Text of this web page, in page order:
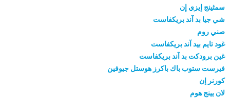
سمثينج إيزي إن
شي جيا بد آند بريكفاست
صني روم
غود تايم بيد آند بريكفاست
غين برودكت بد آند بريكفاست
فيرست ستوب باك باكرز هوستل جيوفين
كورنر إن
لان يينج هوم